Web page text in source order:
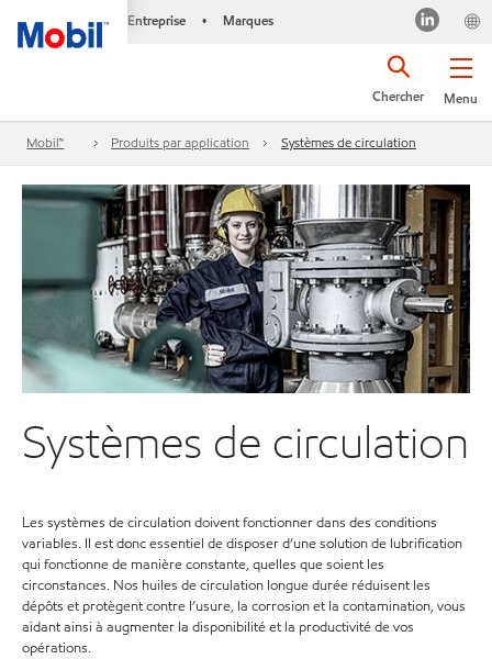
Entreprise • Marques
Menu
Chercher
Mobil™ Produits par application Systèmes de circulation
Systèmes de circulation
Les systèmes de circulation doivent fonctionner dans des conditions
variables. Il est donc essentiel de disposer d’une solution de lubrification
qui fonctionne de manière constante, quelles que soient les
circonstances. Nos huiles de circulation longue durée réduisent les
dépôts et protègent contre l’usure, la corrosion et la contamination, vous
aidant ainsi à augmenter la disponibilité et la productivité de vos
opérations.